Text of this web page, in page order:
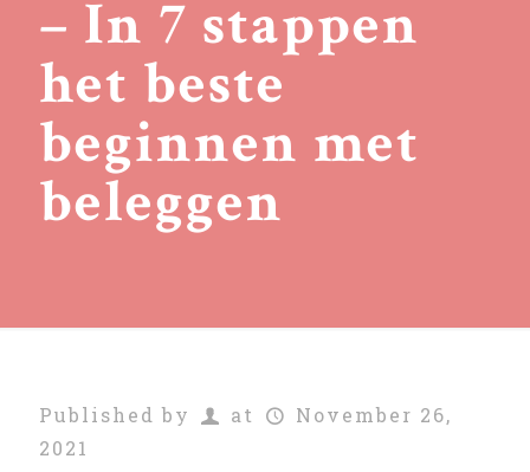
– In 7 stappen
het beste
beginnen met
beleggen
Published by at
November 26,
2021